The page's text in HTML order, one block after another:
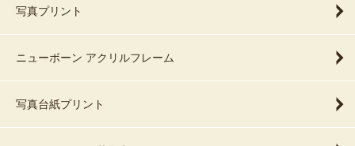
写真プリント
ニューボーン アクリルフレーム
写真台紙プリント